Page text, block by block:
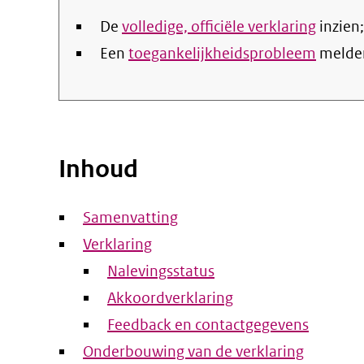
De volledige, officiële verklaring inzien;
Een toegankelijkheidsprobleem
Inhoud
Samenvatting
Verklaring
Nalevingsstatus
Akkoordverklaring
Feedback en contactgegevens
Onderbouwing van de verklaring